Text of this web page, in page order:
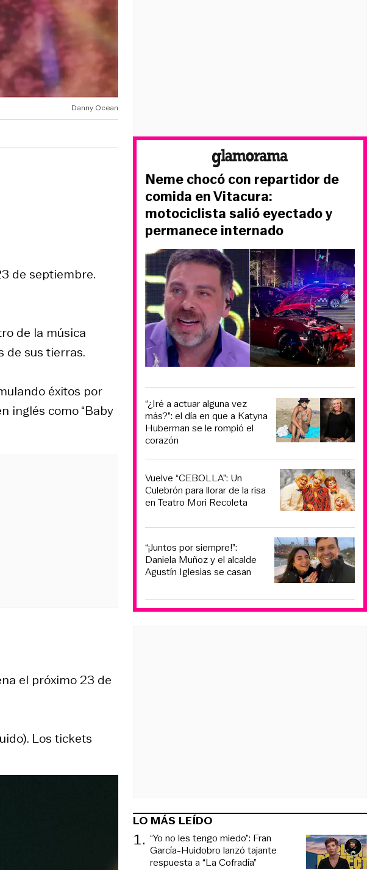
Danny Ocean
de septiembre.
de la música
de sus tierras.
éxitos por
inglés como “Baby
el próximo 23 de
Los tickets
Neme chocó con repartidor de
comida en Vitacura:
motociclista salió eyectado y
permanece internado
“¿Iré a actuar alguna vez
más?”: el día en que a Katyna
Huberman se le rompió el
corazón
Vuelve “CEBOLLA”: Un
Culebrón para llorar de la risa
en Teatro Mori Recoleta
“¡Juntos por siempre!”:
Daniela Muñoz y el alcalde
Agustín Iglesias se casan
LO MÁS LEÍDO
1. “Yo no les tengo miedo”: Fran
García-Huidobro lanzó tajante
respuesta a “La Cofradía”